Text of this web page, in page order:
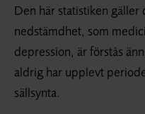
Den här statistiken
nedstämdhet, som
depression, är förstås
aldrig har upplevt
sällsynta.